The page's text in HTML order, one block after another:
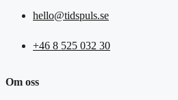
hello@tidspuls.se
+46 8 525 032 30
Om oss